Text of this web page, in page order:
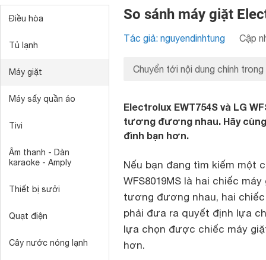
Điều hòa
Tủ lạnh
Máy giặt
Máy sấy quần áo
Tivi
Âm thanh - Dàn
karaoke - Amply
Thiết bị sưởi
Quạt điện
Cây nước nóng lạnh
So sánh máy giặt
Tác giả: nguyendinhtung Cập
Chuyển tới nội dung chính trong
Electrolux EWT754S và LG
tương đương nhau. Hãy
đình bạn hơn.
Nếu bạn đang tìm kiếm một
WFS8019MS là hai chiếc
tương đương nhau, hai
phải đưa ra quyết định lựa
lựa chọn được chiếc máy
hơn.